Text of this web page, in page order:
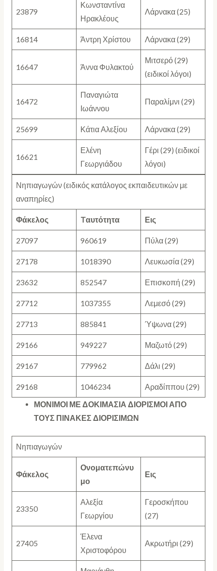
23879
Κωνσταντίνα
Ηρακλέους
Λάρνακα (25)
16814 Άντρη Χρίστου Λάρνακα (29)
16647 Άννα Φυλακτού
Μιτσερό (29)
(ειδικοί λόγοι)
16472
Παναγιώτα
Ιωάννου
Παραλίμνι (29)
25699 Κάτια Αλεξίου Λάρνακα (29)
16621
Ελένη
Γεωργιάδου
Γέρι (29) (ειδικοί
λόγοι)
Νηπιαγωγών (ειδικός κατάλογος εκπαιδευτικών με
αναπηρίες)
Φάκελος Tαυτότητα Εις
27097 960619 Πύλα (29)
27178 1018390 Λευκωσία (29)
23632 852547 Επισκοπή (29)
27712 1037355 Λεμεσό (29)
27713 885841 Ύψωνα (29)
29166 949227 Μαζωτό (29)
29167 779962 Δάλι (29)
29168 1046234
Αραδίππου (29)
ΜΟΝΙΜΟΙ ΜΕ ΔΟΚΙΜΑΣΙΑ ΔΙΟΡΙΣΜΟΙ ΑΠΟ
ΤΟΥΣ ΠΙΝΑΚΕΣ ΔΙΟΡΙΣΙΜΩΝ
Νηπιαγωγών
Φάκελος
Ονοματεπώνυ
μο
Εις
23350
Αλεξία
Γεωργίου
Γεροσκήπου
(27)
27405
Έλενα
Χριστοφόρου
Ακρωτήρι (29)